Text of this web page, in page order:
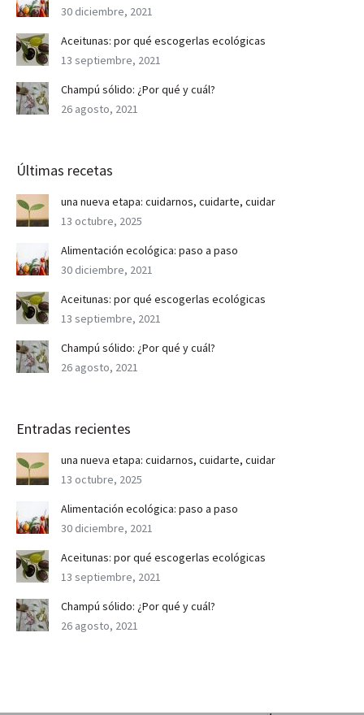
30 diciembre, 2021
Aceitunas: por qué escogerlas ecológicas
13 septiembre, 2021
Champú sólido: ¿Por qué y cuál?
26 agosto, 2021
Últimas recetas
una nueva etapa: cuidarnos, cuidarte, cuidar
13 octubre, 2025
Alimentación ecológica: paso a paso
30 diciembre, 2021
Aceitunas: por qué escogerlas ecológicas
13 septiembre, 2021
Champú sólido: ¿Por qué y cuál?
26 agosto, 2021
Entradas recientes
una nueva etapa: cuidarnos, cuidarte, cuidar
13 octubre, 2025
Alimentación ecológica: paso a paso
30 diciembre, 2021
Aceitunas: por qué escogerlas ecológicas
13 septiembre, 2021
Champú sólido: ¿Por qué y cuál?
26 agosto, 2021